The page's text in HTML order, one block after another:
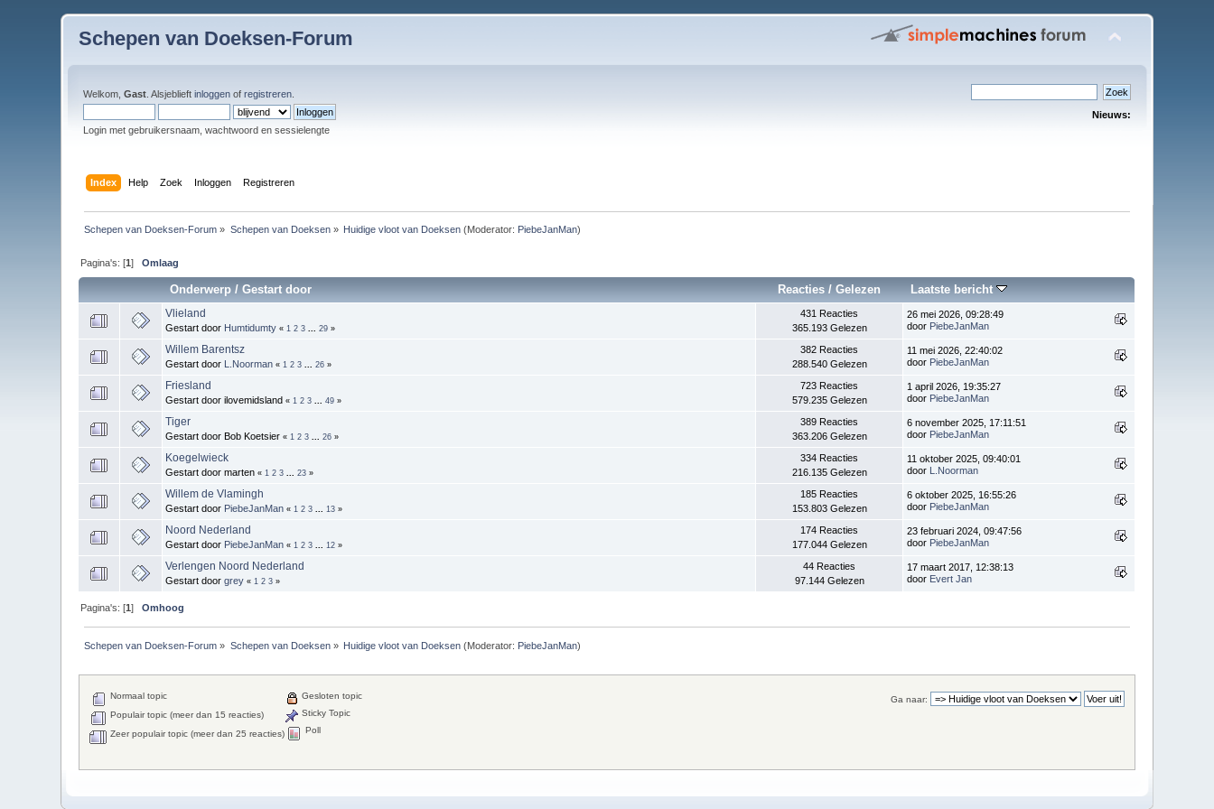
Schepen van Doeksen-Forum
Welkom,Gast . Alsjeblieftinloggen ofregistreren
Login met gebruikersnaam, wachtwoord en sessielengte
Nieuws:
Index Help Zoek Inloggen Registreren
Schepen van Doeksen-Forum » Schepen van Doeksen» Huidige vloot van Doeksen (Moderator: PiebeJanMan)
Pagina's: [1]Omlaag
Onderwerp /Gestart door Reacties/ Gelezen Laatste bericht
Vlieland
Gestart door Humtidumty « 1 2 3 ...29 »
431 Reacties
365.193 Gelezen
26 mei 2026, 09:28:49
door PiebeJanMan
Willem Barentsz
Gestart door L.Noorman « 1 2 3 ...26 »
382 Reacties
288.540 Gelezen
11 mei 2026, 22:40:02
door PiebeJanMan
Friesland
Gestart door ilovemidsland« 1 2 3 ...49 »
723 Reacties
579.235 Gelezen
1 april 2026, 19:35:27
door PiebeJanMan
Tiger
Gestart door Bob Koetsier« 1 2 3 ...26 »
389 Reacties
363.206 Gelezen
6 november 2025, 17:11:51
door PiebeJanMan
Koegelwieck
Gestart door marten« 1 2 3 ...23 »
334 Reacties
216.135 Gelezen
11 oktober 2025, 09:40:01
door L.Noorman
Willem de Vlamingh
Gestart door PiebeJanMan « 1 2 3 13 »
185 Reacties
153.803 Gelezen
6 oktober 2025, 16:55:26
door PiebeJanMan
Noord Nederland
Gestart door PiebeJanMan « 1 2 3 12 »
174 Reacties
177.044 Gelezen
23 februari 2024, 09:47:56
door PiebeJanMan
Verlengen Noord Nederland
Gestart doorgrey « 1 2 3 »
44 Reacties
97.144 Gelezen
17 maart 2017, 12:38:13
door Evert Jan
Pagina's: [1]Omhoog
Schepen van Doeksen-Forum » Schepen van Doeksen» Huidige vloot van Doeksen (Moderator: PiebeJanMan)
Ga naar:
Normaal topic
Populair topic (meer dan 15 reacties)
Zeer populair topic (meer dan 25 reacties)
Gesloten topic
Sticky Topic
Poll